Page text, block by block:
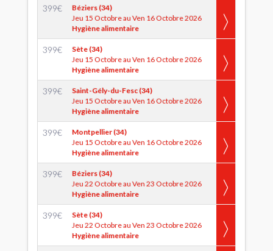
399€
Béziers (34)
Jeu 15 Octobre au Ven 16 Octobre 2026
Hygiène alimentaire
399€
Sète (34)
Jeu 15 Octobre au Ven 16 Octobre 2026
Hygiène alimentaire
399€
Saint-Gély-du-Fesc (34)
Jeu 15 Octobre au Ven 16 Octobre 2026
Hygiène alimentaire
399€
Montpellier (34)
Jeu 15 Octobre au Ven 16 Octobre 2026
Hygiène alimentaire
399€
Béziers (34)
Jeu 22 Octobre au Ven 23 Octobre 2026
Hygiène alimentaire
399€
Sète (34)
Jeu 22 Octobre au Ven 23 Octobre 2026
Hygiène alimentaire